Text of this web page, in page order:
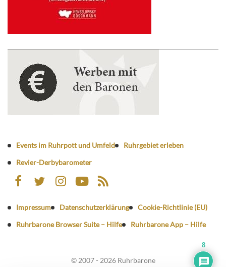
Events im Ruhrpott und Umfeld
Ruhrgebiet erleben
Revier-Derbybarometer
Impressum Datenschutzerklärung
Cookie-Richtlinie (EU)
Ruhrbarone Browser Suite – Hilfe
Ruhrbarone App – Hilfe
© 2007 - 2026 Ruhrbarone
8